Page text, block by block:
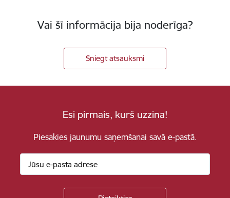
Vai šī informācija bija noderīga?
Sniegt atsauksmi
Esi pirmais, kurš uzzina!
Piesakies jaunumu saņemšanai savā e-pastā.